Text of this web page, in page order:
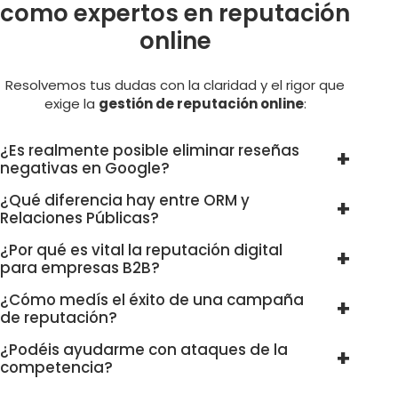
como expertos en reputación
online
Resolvemos tus dudas con la claridad y el rigor que
exige la gestión de reputación online:
¿Es realmente posible eliminar reseñas
negativas en Google?
¿Qué diferencia hay entre ORM y
Relaciones Públicas?
¿Por qué es vital la reputación digital
para empresas B2B?
¿Cómo medís el éxito de una campaña
de reputación?
¿Podéis ayudarme con ataques de la
competencia?